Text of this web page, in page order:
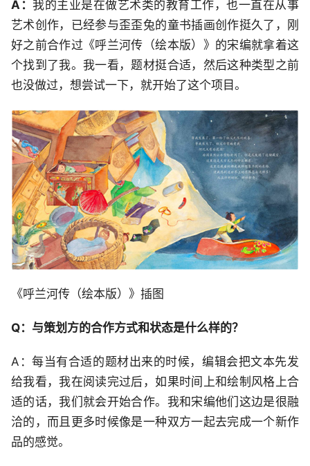
A：我的主业是在做艺术类的教育工作，也一直在从事
艺术创作，已经参与歪歪兔的童书插画创作挺久了，刚
好之前合作过《呼兰河传（绘本版）》的宋编就拿着这
个找到了我。我一看，题材挺合适，然后这种类型之前
也没做过，想尝试一下，就开始了这个项目。
《呼兰河传（绘本版）》插图
Q：与策划方的合作方式和状态是什么样的？
A：每当有合适的题材出来的时候，编辑会把文本先发
给我看，我在阅读完过后，如果时间上和绘制风格上合
适的话，我们就会开始合作。我和宋编他们这边是很融
洽的，而且更多时候像是一种双方一起去完成一个新作
品的感觉。